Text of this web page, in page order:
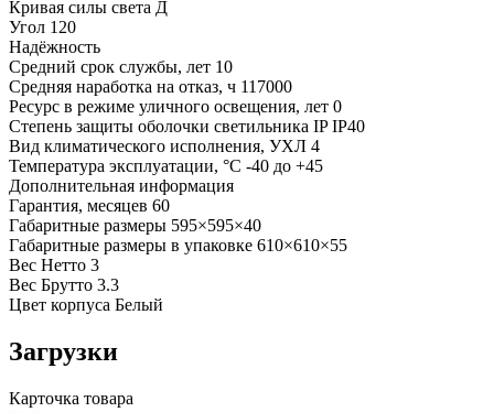
Кривая силы света Д
Угол 120
Надёжность
Средний срок службы, лет 10
Средняя наработка на отказ, ч 117000
Ресурс в режиме уличного освещения, лет 0
Степень защиты оболочки светильника IP IP40
Вид климатического исполнения, УХЛ 4
Температура эксплуатации, °С -40 до +45
Дополнительная информация
Гарантия, месяцев 60
Габаритные размеры 595×595×40
Габаритные размеры в упаковке 610×610×55
Вес Нетто 3
Вес Брутто 3.3
Цвет корпуса Белый
Загрузки
Карточка товара